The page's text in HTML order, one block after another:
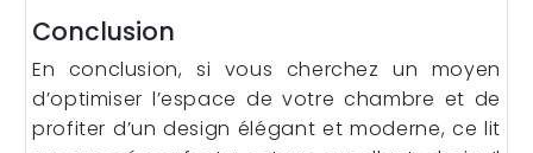
Conclusion
En conclusion, si vous cherchez un moyen
d’optimiser l’espace de votre chambre et de
profiter d’un design élégant et moderne, ce lit